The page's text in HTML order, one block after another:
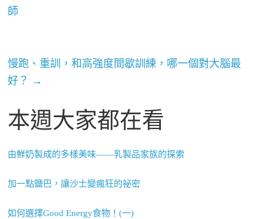
師
慢跑、重訓，和高強度間歇訓練，哪一個對大腦最
好？ →
本週大家都在看
由鮮奶製成的多樣美味——乳製品家族的探索
加一點鹽巴，讓沙士變瘋狂的祕密
如何選擇Good Energy食物！(一)